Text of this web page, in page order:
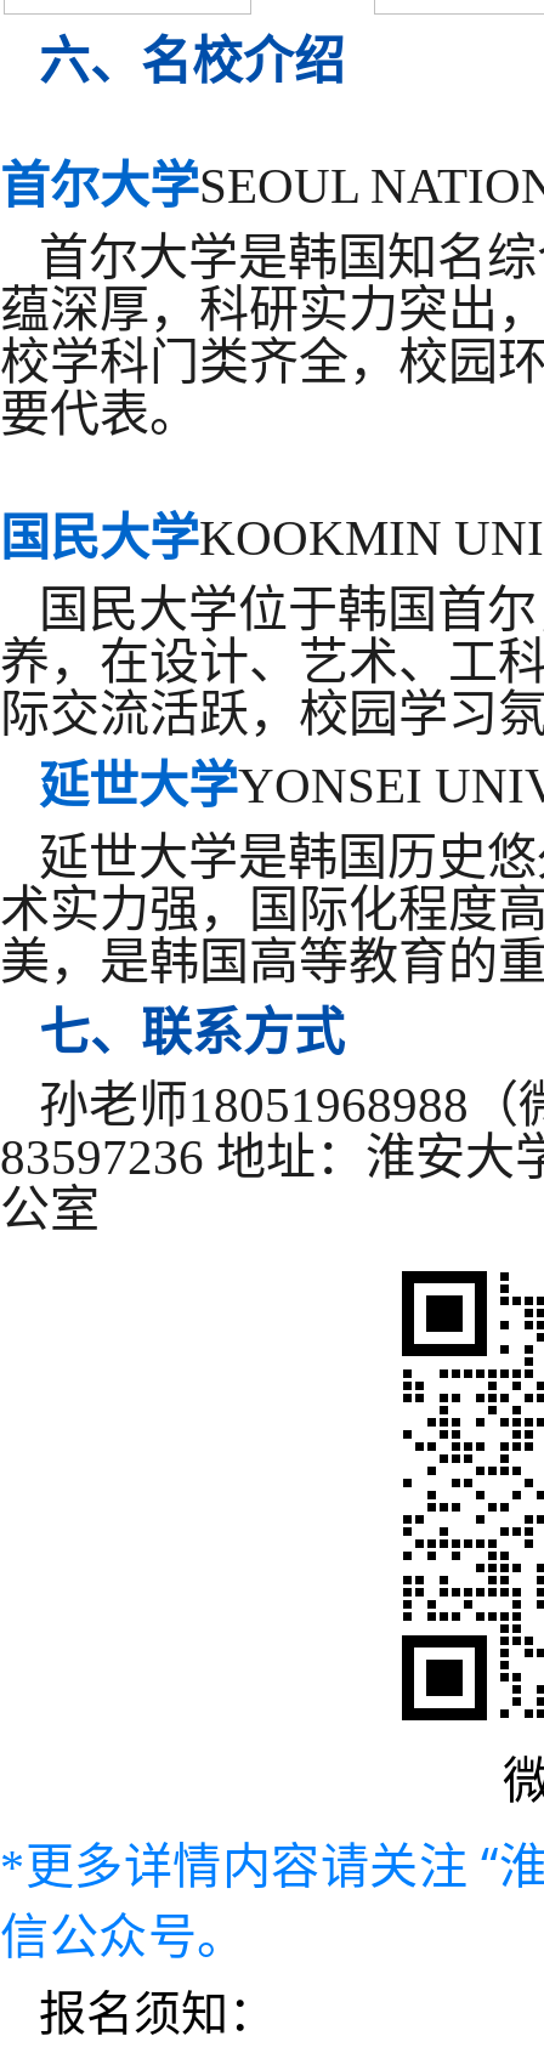
六、名校介绍
首尔大学SEOUL
首尔大学是韩国知名
蕴深厚，科研实力突出
校学科门类齐全，校园
要代表。
国民大学KOOKMIN
国民大学位于韩国首
养，在设计、艺术、工
际交流活跃，校园学习
延世大学YONSEI
延世大学是韩国历史
术实力强，国际化程度
美，是韩国高等教育的
七、联系方式
孙老师18051968988
83597236 地址：淮安
公室
*更多详情内容请关注 “
信公众号。
报名须知：